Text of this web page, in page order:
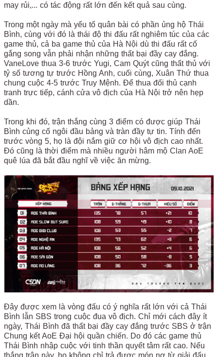
may rủi,... có tác động rất lớn đến kết quả sau cùng.
Trong một ngày mà yếu tố quân bài có phần ủng hộ Thái
Bình, cùng với đó là thái độ thi đấu rất nghiêm túc của các
game thủ, cả ba game thủ của Hà Nội dù thi đấu rất cố
gắng song vẫn phải nhận những thất bại đầy cay đắng.
VaneLove thua 3-6 trước Yugi, Cam Quýt cũng thất thủ với
tỷ số tương tự trước Hồng Anh, cuối cùng, Xuân Thứ thua
chung cuộc 4-5 trước Truy Mệnh. Để thua đối thủ cạnh
tranh trực tiếp, cánh cửa vô địch của Hà Nội trở nên hẹp
dần.
Trong khi đó, trận thắng cùng 3 điểm có được giúp Thái
Bình củng cố ngôi đầu bảng và tràn đầy tự tin. Tính đến
trước vòng 5, họ là đội nắm giữ cơ hội vô địch cao nhất.
Đó cũng là thời điểm mà nhiều người hâm mộ Clan AoE
quê lúa đã bắt đầu nghĩ về việc ăn mừng.
Đây được xem là vòng đấu có ý nghĩa rất lớn với cả Thái
Bình lẫn SBS trong cuộc đua vô địch. Chỉ mới cách đây ít
ngày, Thái Bình đã thất bại đầy cay đắng trước SBS ở trận
Chung kết AoE Đại hội quần chiến. Do đó các game thủ
Thái Bình nhập cuộc với tinh thần quyết tâm rất cao. Nếu